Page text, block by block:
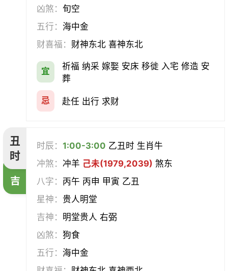
经络 酝酿 造车器
赴任 立券 置产 出货财
祭祀 祈福
移徙 分居 出火
放水 畋猎
凶煞：旬空
五行：海中金
财喜福： 财神东北 喜神东北
宜
祈福 纳采 嫁娶 安床 移徙 入宅 修造 安
葬
忌 赴任 出行 求财
丑
时
吉
时辰：1:00-3:00 乙丑时 生肖牛
冲煞：冲羊 己未(1979,2039) 煞东
八字： 丙午 丙申 甲寅 乙丑
星神： 贵人明堂
吉神： 明堂贵人 右弼
凶煞：狗食
五行：海中金